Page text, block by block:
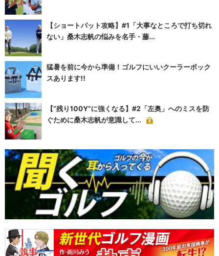
【ショートパット攻略】#1「大事なところで打ち切れ
ない」桑木志帆の悩みを名手・藤...
猛暑を前に今から準備！ゴルフにいいクーラーボック
スあります!!
【“残り100Y”に強くなる】#2「左奥」へのミスを防
ぐために桑木志帆が意識して...